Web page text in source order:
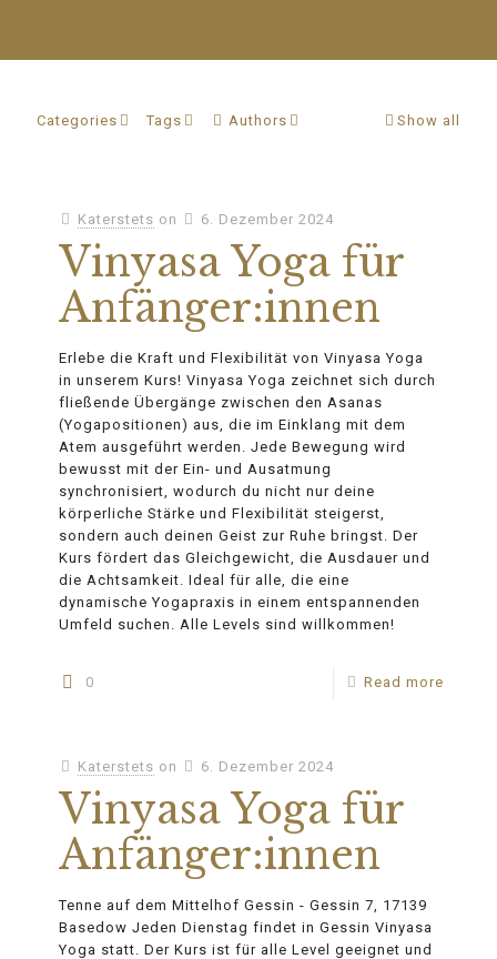
Categories Tags Authors Show all
Katerstets on 6. Dezember 2024
Vinyasa Yoga für
Anfänger:innen
Erlebe die Kraft und Flexibilität von Vinyasa Yoga
in unserem Kurs! Vinyasa Yoga zeichnet sich durch
fließende Übergänge zwischen den Asanas
(Yogapositionen) aus, die im Einklang mit dem
Atem ausgeführt werden. Jede Bewegung wird
bewusst mit der Ein- und Ausatmung
synchronisiert, wodurch du nicht nur deine
körperliche Stärke und Flexibilität steigerst,
sondern auch deinen Geist zur Ruhe bringst. Der
Kurs fördert das Gleichgewicht, die Ausdauer und
die Achtsamkeit. Ideal für alle, die eine
dynamische Yogapraxis in einem entspannenden
Umfeld suchen. Alle Levels sind willkommen!
0 Read more
Katerstets on 6. Dezember 2024
Vinyasa Yoga für
Anfänger:innen
Tenne auf dem Mittelhof Gessin - Gessin 7, 17139
Basedow Jeden Dienstag findet in Gessin Vinyasa
Yoga statt. Der Kurs ist für alle Level geeignet und